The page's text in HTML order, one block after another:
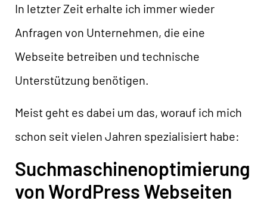
In letzter Zeit erhalte ich immer wieder
Anfragen von Unternehmen, die eine
Webseite betreiben und technische
Unterstützung benötigen.
Meist geht es dabei um das, worauf ich mich
schon seit vielen Jahren spezialisiert habe:
Suchmaschinenoptimierung
von WordPress Webseiten